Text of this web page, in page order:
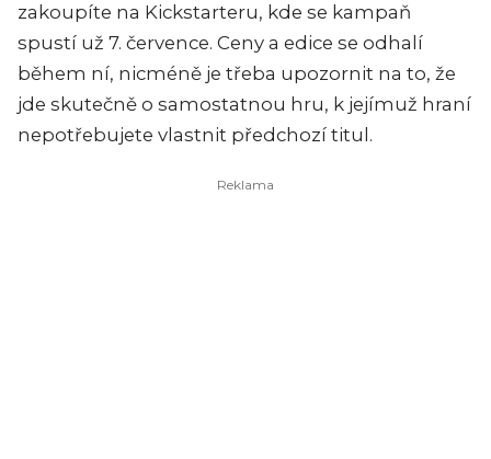
zakoupíte na Kickstarteru, kde se kampaň
spustí už 7. července. Ceny a edice se odhalí
během ní, nicméně je třeba upozornit na to, že
jde skutečně o samostatnou hru, k jejímuž hraní
nepotřebujete vlastnit předchozí titul.